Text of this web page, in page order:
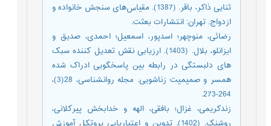
ثنایی ذاکر، باقر. (1387). مقیاس‌‌های سنجش خانواده و
ازدواج. تهران: انتشارات بعثت.
رضائی، منوچهر؛ اسدپور، اسمعیل؛ احمدی، صدیق و
ایزانلو، بلال. (1403). ارزیابی نقش تعدیل کننده سبک
های دلبستگی در رابطه بین پاسخگویی ادراک شده
همسر و صمیمیت زناشویی. مجله روانشناسی، 28(3)،
264-273.
زندکریمی، غزال؛ بافقی، الهه و خدابخش پیرکلانی،